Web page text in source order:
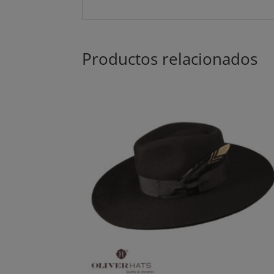
Productos relacionados